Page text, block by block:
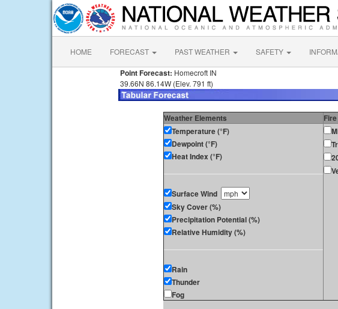
HOME FORECAST PAST WEATHER SAFETY
Point Forecast: Homecroft IN
39.66N 86.14W (Elev. 791 ft)
Weather Elements
Temperature (°F)
Dewpoint (°F)
Heat Index (°F)
Surface Wind
Sky Cover (%)
Precipitation Potential (%)
Relative Humidity (%)
Rain
Thunder
Fog